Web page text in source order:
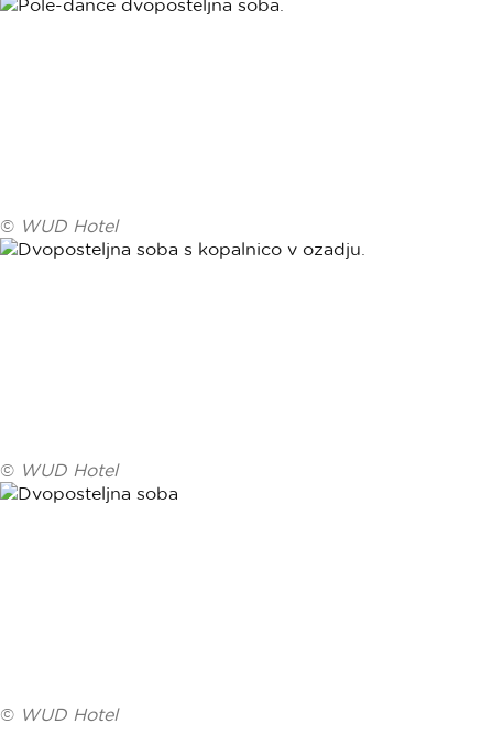
© WUD Hotel
© WUD Hotel
© WUD Hotel